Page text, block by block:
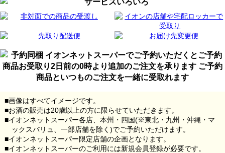
画像はすべてイメージです。
お酒の販売は20歳以上の方に限らせていただきます。
イオンネットスーパー各店、本州・四国(※東北・九州・沖縄・マ
ックスバリュ、一部店舗を除く)でご予約いただけます。
イオンネットスーパー限定店舗の企画となります。
イオンネットスーパーのご利用には新規会員登録が必要です。